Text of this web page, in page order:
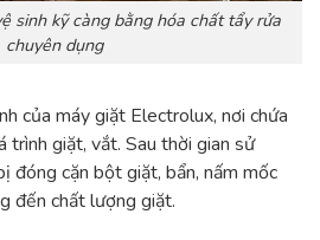
sinh kỹ càng bằng hóa chất tẩy rửa
chuyên dụng
của máy giặt Electrolux, nơi chứa
trình giặt, vắt. Sau thời gian sử
đóng cặn bột giặt, bẩn, nấm mốc
đến chất lượng giặt.